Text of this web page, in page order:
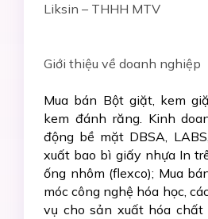
Liksin – THHH MTV
Giới thiệu về doanh nghiệp
Mua bán Bột giặt, kem
kem đánh răng. Kinh
động bề mặt DBSA,
xuất bao bì giấy nhựa In
ống nhôm (flexco); Mua
móc công nghệ hóa học,
vụ cho sản xuất hóa